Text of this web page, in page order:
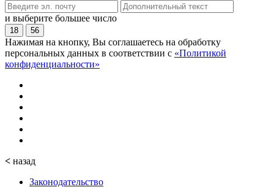
и выберите большее число
18 56
Нажимая на кнопку, Вы соглашаетесь на обработку
персональных данных в соответствии с «Политикой
конфиденциальности»
< назад
Законодательство